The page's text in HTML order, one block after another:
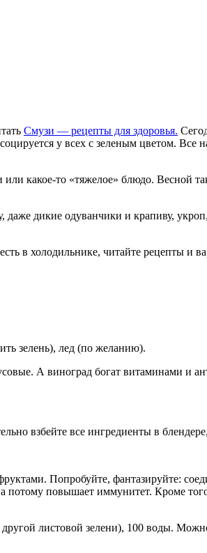
Смузи — рецепты для здоровья.
у всех с зеленым цветом. Все
какое-то «тяжелое» блюдо. Весной так
дикие одуванчики и крапиву,
в холодильнике, читайте рецепты и
зелень), лед (по желанию).
А виноград богат витаминами и
взбейте все ингредиенты в
Попробуйте, фантазируйте:
потому повышает иммунитет. Кроме
листовой зелени), 100 воды.